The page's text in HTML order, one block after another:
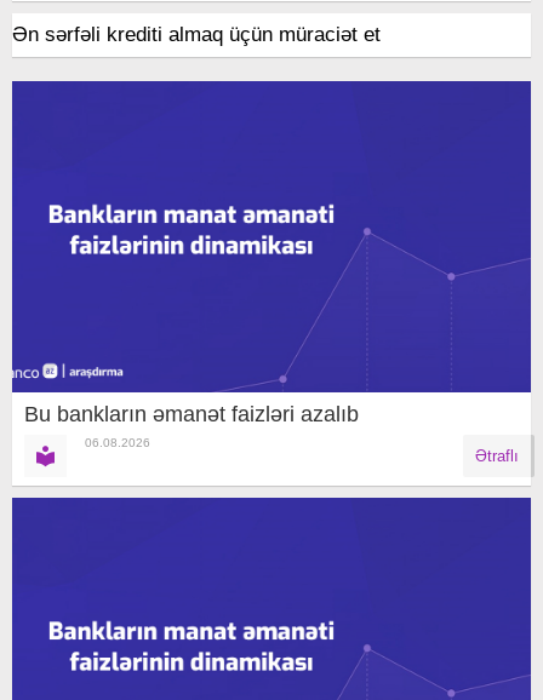
Ən sərfəli krediti almaq üçün müraciət et
Bu bankların əmanət faizləri azalıb
06.08.2026
Ətraflı